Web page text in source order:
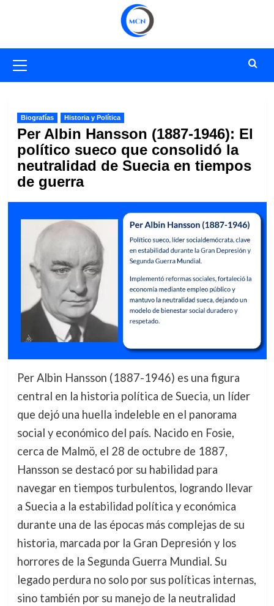
primario
Biografías Historia y Política
Per Albin Hansson (1887-1946): El
político sueco que consolidó la
neutralidad de Suecia en tiempos
de guerra
Per Albin Hansson (1887-1946) es una figura
central en la historia política de Suecia, un líder
que dejó una huella indeleble en el panorama
social y económico del país. Nacido en Fosie,
cerca de Malmö, el 28 de octubre de 1887,
Hansson se destacó por su habilidad para
navegar en tiempos turbulentos, logrando llevar
a Suecia a la estabilidad política y económica
durante una de las épocas más complejas de su
historia, marcada por la Gran Depresión y los
horrores de la Segunda Guerra Mundial. Su
legado perdura no solo por sus políticas internas,
sino también por su manejo de la neutralidad